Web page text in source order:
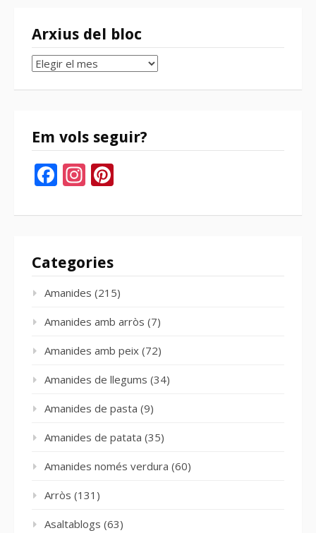
Arxius del bloc
Arxius
bloc
Em vols seguir?
Facebook
Instagram
Categories
Amanides (215)
Amanides amb arròs (7)
Amanides amb peix (72)
Amanides de llegums (34)
Amanides de pasta (9)
Amanides de patata (35)
Amanides només verdura (60)
Arròs (131)
Asaltablogs (63)